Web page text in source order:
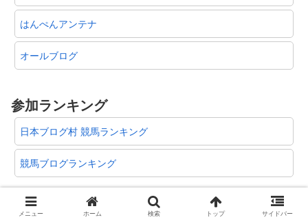
はんぺんアンテナ
オールブログ
参加ランキング
日本ブログ村 競馬ランキング
競馬ブログランキング
メニュー ホーム 検索 トップ サイドバー